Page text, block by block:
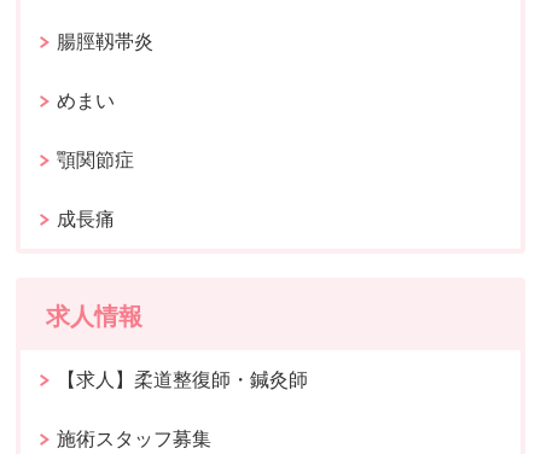
腸脛靱帯炎
めまい
顎関節症
成長痛
求人情報
【求人】柔道整復師・鍼灸師
施術スタッフ募集